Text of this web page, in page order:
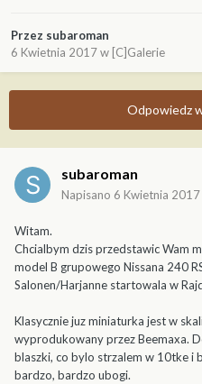
Przez subaroman
6 Kwietnia 2017w [C]Galerie
Odpowiedz
subaroman
Napisano 6 Kwietnia 2017
Witam.
Chcialbym dzis przedstawic Wam
model B grupowego Nissana 240
Salonen/Harjanne startowala w
Klasycznie juz miniaturka jest w
wyprodukowany przez Beemaxa.
blaszki, co bylo strzalem w 10tke i
bardzo, bardzo ubogi.